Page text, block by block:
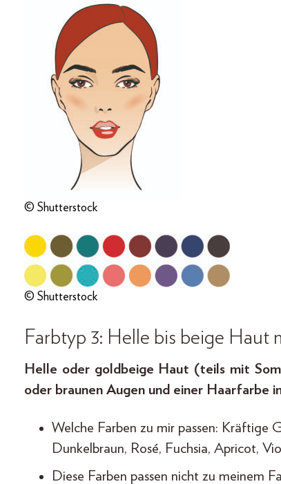
© Shutterstock
© Shutterstock
Farbtyp 3: Helle bis beige Haut
Helle oder goldbeige Haut (teils mit
oder braunen Augen und einer Haarfarbe
Welche Farben zu mir passen: Kräftige
Dunkelbraun, Rosé, Fuchsia, Apricot,
Diese Farben passen nicht zu meinem